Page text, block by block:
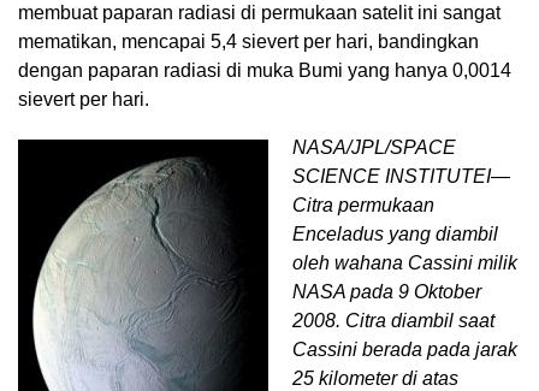
membuat paparan radiasi di permukaan satelit ini sangat
mematikan, mencapai 5,4 sievert per hari, bandingkan
dengan paparan radiasi di muka Bumi yang hanya 0,0014
sievert per hari.
NASA/JPL/SPACE
SCIENCE INSTITUTEI—
Citra permukaan
Enceladus yang diambil
oleh wahana Cassini milik
NASA pada 9 Oktober
2008. Citra diambil saat
Cassini berada pada jarak
25 kilometer di atas